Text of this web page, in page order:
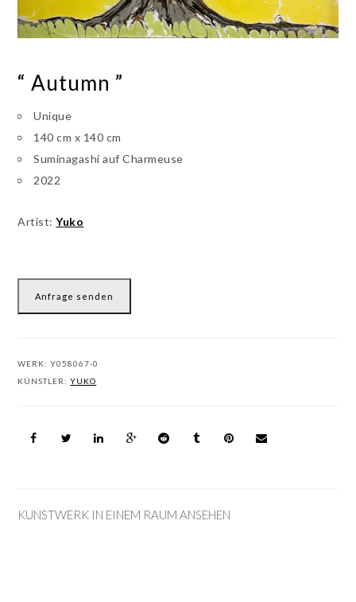
“ Autumn ”
Unique
140 cm x 140 cm
Suminagashi auf Charmeuse
2022
Artist:Yuko
Anfrage senden
WERK:Y058067-0
KÜNSTLER:YUKO
KUNSTWERK IN EINEM RAUM ANSEHEN